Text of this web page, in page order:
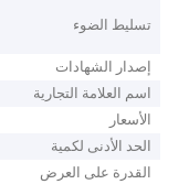
تسليط الضوء
إصدار الشهادات
اسم العلامة التجارية
الأسعار
الحد الأدنى لكمية
القدرة على العرض